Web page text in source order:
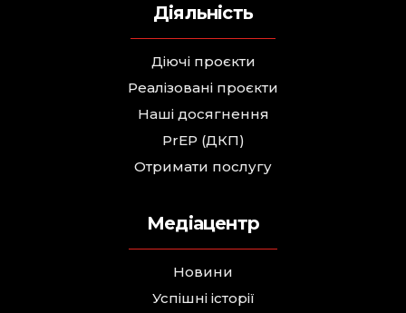
Діяльність
Діючі проєкти
Реалізовані проєкти
Наші досягнення
PrEP (ДКП)
Отримати послугу
Медіацентр
Новини
Успішні історії